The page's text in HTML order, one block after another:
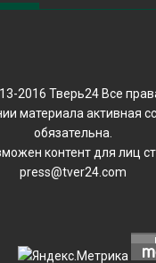
2016 Тверь24 Все
материала активная
обязательна.
контент для лиц
press@tver24.com